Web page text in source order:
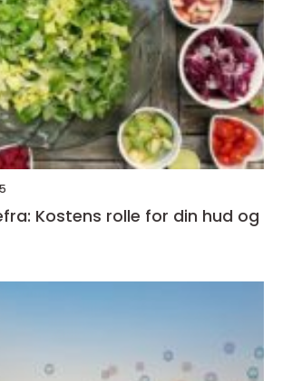
Kostens rolle for din hud og